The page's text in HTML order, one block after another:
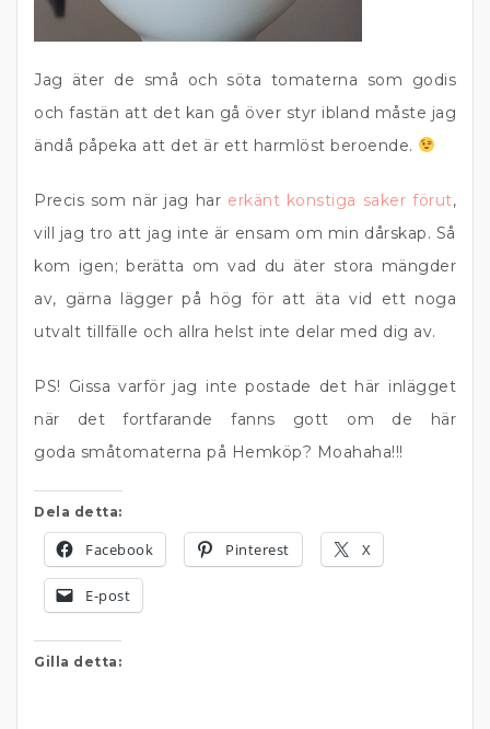
Jag äter de små och söta tomaterna som godis
och fastän att det kan gå över styr ibland måste jag
ändå påpeka att det är ett harmlöst beroende.
Precis som när jag har erkänt konstiga saker förut,
vill jag tro att jag inte är ensam om min dårskap. Så
kom igen; berätta om vad du äter stora mängder
av, gärna lägger på hög för att äta vid ett noga
utvalt tillfälle och allra helst inte delar med dig av.
PS! Gissa varför jag inte postade det här inlägget
när det fortfarande fanns gott om de här
goda småtomaterna på Hemköp? Moahaha!!!
Dela detta:
Facebook Pinterest X
E-post
Gilla detta: